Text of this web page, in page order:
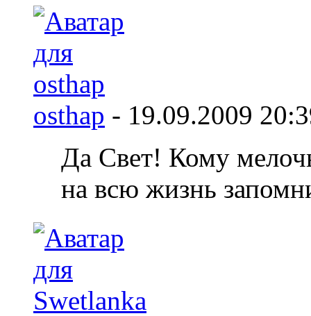
osthap - 19.09.2009
Да Свет! Кому
на всю жизнь